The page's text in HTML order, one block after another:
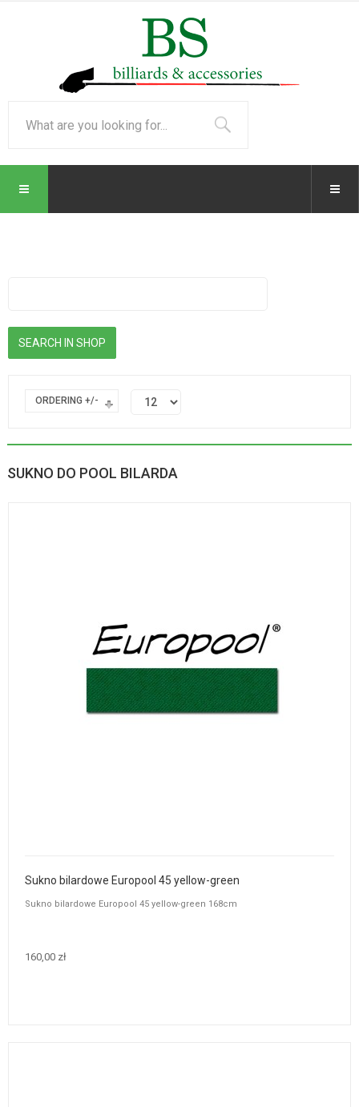
ORDERING +/-
SUKNO DO POOL BILARDA
Sukno bilardowe Europool 45 yellow-green
Sukno bilardowe Europool 45 yellow-green 168cm
160,00 zł